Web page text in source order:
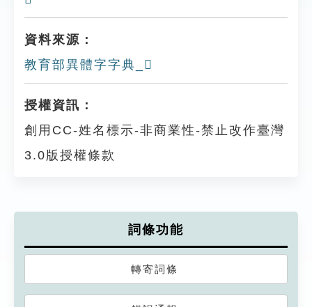
資料來源：
教育部異體字字典_𢓒
授權資訊：
創用CC-姓名標示-非商業性-禁止改作臺灣
3.0版授權條款
詞條功能
轉寄詞條